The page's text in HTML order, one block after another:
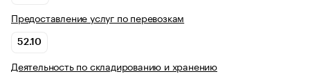
Предоставление услуг по перевозкам
52.10
Деятельность по складированию и хранению